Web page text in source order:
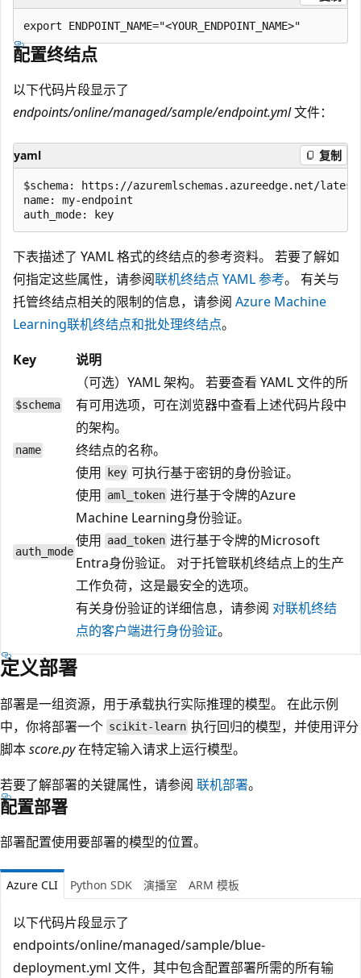
配置终结点
以下代码片段显示了
endpoints/online/managed/sample/endpoint.yml文件：
yaml 复制
$schema: https://azuremlschemas.azureedge.net/latest/
name: my-endpoint
下表描述了 YAML 格式的终结点的参考资料。 若要了解如
何指定这些属性，请参阅联机终结点 YAML 参考。 有关与
托管终结点相关的限制的信息，请参阅 Azure Machine
Learning联机终结点和批处理终结点。
Key
说明
$schema
（可选）YAML 架构。 若要查看 YAML 文件的所
有可用选项，可在浏览器中查看上述代码片段中
的架构。
name 终结点的名称。
auth_mode
使用 key 可执行基于密钥的身份验证。
使用 aml_token 进行基于令牌的Azure
Machine Learning身份验证。
使用 aad_token 进行基于令牌的Microsoft
Entra身份验证。 对于托管联机终结点上的生产
工作负荷，这是最安全的选项。
有关身份验证的详细信息，请参阅 对联机终结
点的客户端进行身份验证。
定义部署
部署是一组资源，用于承载执行实际推理的模型。 在此示例
中，你将部署一个 scikit-learn 执行回归的模型，并使用评分
脚本score.py在特定输入请求上运行模型。
若要了解部署的关键属性，请参阅 联机部署。
配置部署
部署配置使用要部署的模型的位置。
Azure CLI Python SDK 演播室 ARM 模板
以下代码片段显示了
endpoints/online/managed/sample/blue-
deployment.yml 文件，其中包含配置部署所需的所有输